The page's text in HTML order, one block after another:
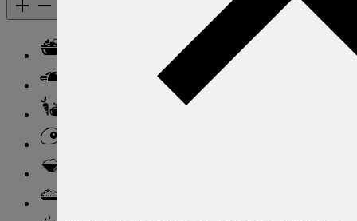
Каталог рецептов